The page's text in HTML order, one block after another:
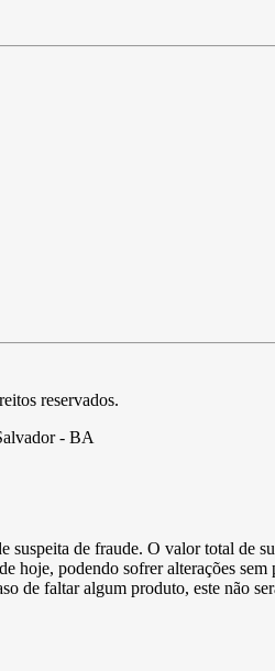
reservados.
- BA
suspeita de fraude. O valor total de
hoje, podendo sofrer alterações
de faltar algum produto, este não